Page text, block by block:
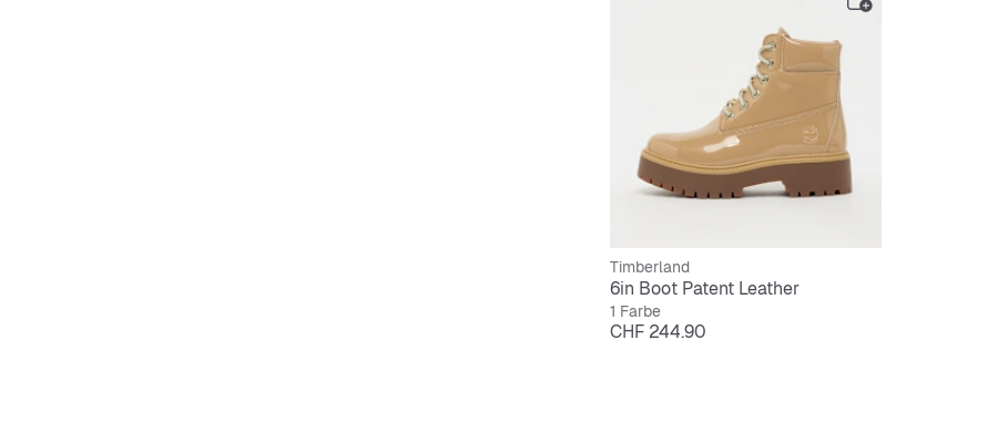
Timberland
6in Boot Patent Leather
1 Farbe
Preis
CHF 244.90